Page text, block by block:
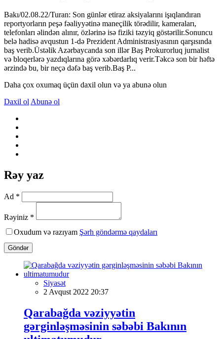
Bakı/02.08.22/Turan: Son günlər etiraz aksiyalarını işıqlandıran
reportyorların peşə fəaliyyətinə maneçilik törədilir, kameraları,
telefonları əlindən alınır, özlərinə isə fiziki təzyiq göstərilir.Sonuncu
belə hadisə avqustun 1-də Prezident Administrasiyasının qarşısında
baş verib.Üstəlik Azərbaycanda son illər Baş Prokurorluq jurnalist
və bloqerlərə yazdıqlarına görə xəbərdarlıq verir.Təkcə son bir həftə
ərzində bu, bir neçə dəfə baş verib.Baş P...
Daha çox oxumaq üçün daxil olun və ya abunə olun
Daxil ol Abunə ol
Rəy yaz
Ad *
Rəyiniz *
Oxudum və razıyam Şərh göndərmə qaydaları
Göndər
Siyasət
2 Avqust 2022 20:37
Qarabağda vəziyyətin
gərginləşməsinin səbəbi Bakının